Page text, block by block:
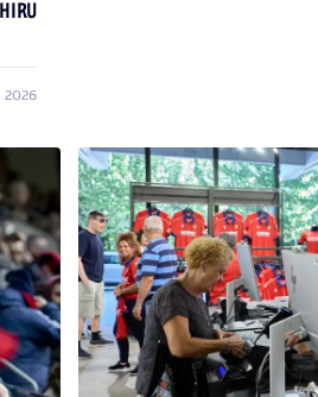
2026